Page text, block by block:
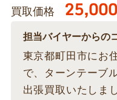
買取価格 25,000
担当バイヤーからの
東京都町田市にお
で、ターンテー
出張買取いたしま